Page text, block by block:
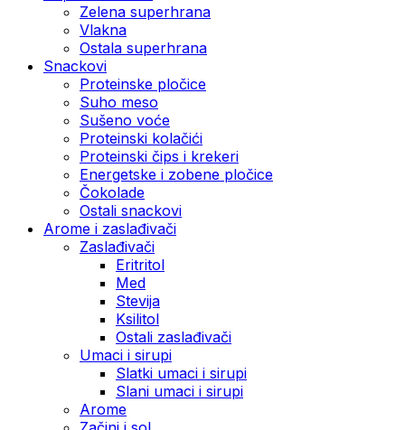
Zelena superhrana
Vlakna
Ostala superhrana
Snackovi
Proteinske pločice
Suho meso
Sušeno voće
Proteinski kolačići
Proteinski čips i krekeri
Energetske i zobene pločice
Čokolade
Ostali snackovi
Arome i zaslađivači
Zaslađivači
Eritritol
Med
Stevija
Ksilitol
Ostali zaslađivači
Umaci i sirupi
Slatki umaci i sirupi
Slani umaci i sirupi
Arome